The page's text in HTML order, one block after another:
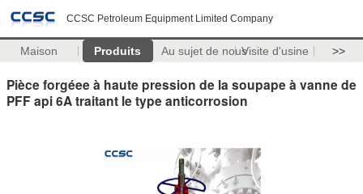
CCSC Petroleum Equipment Limited Company
Maison Produits Au sujet de nousVisite d'usine >>
Pièce forgéee à haute pression de la soupape à vanne de
PFF api 6A traitant le type anticorrosion